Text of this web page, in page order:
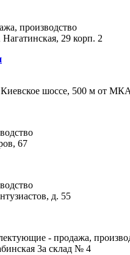
производство
29 корп. 2
Киевское шоссе, 500 м от
67
д. 55
- продажа,
3а склад № 4